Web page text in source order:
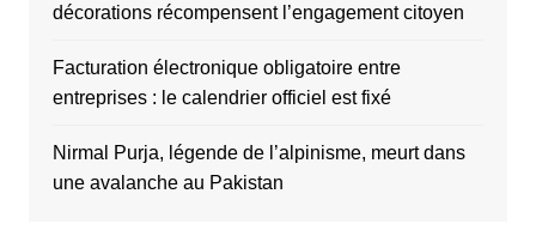
décorations récompensent l’engagement citoyen
Facturation électronique obligatoire entre
entreprises : le calendrier officiel est fixé
Nirmal Purja, légende de l’alpinisme, meurt dans
une avalanche au Pakistan